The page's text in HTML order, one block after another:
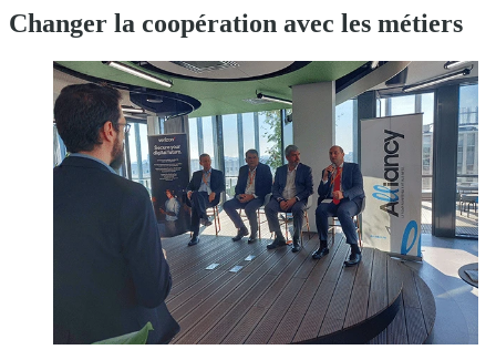
Changer la coopération avec les métiers